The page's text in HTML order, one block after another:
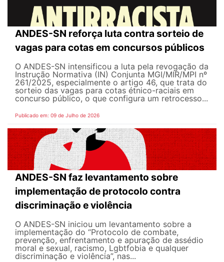
ANDES-SN reforça luta contra sorteio de
vagas para cotas em concursos públicos
O ANDES-SN intensificou a luta pela revogação da
Instrução Normativa (IN) Conjunta MGI/MIR/MPI nº
261/2025, especialmente o artigo 46, que trata do
sorteio das vagas para cotas étnico-raciais em
concurso público, o que configura um retrocesso...
Publicado em: 09 de Julho de 2026
ANDES-SN faz levantamento sobre
implementação de protocolo contra
discriminação e violência
O ANDES-SN iniciou um levantamento sobre a
implementação do “Protocolo de combate,
prevenção, enfrentamento e apuração de assédio
moral e sexual, racismo, Lgbtfobia e qualquer
discriminação e violência”, nas...